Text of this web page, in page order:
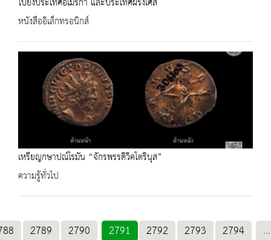
หนังสืออิเล็กทรอนิกส์
เหรียญกษาปณ์โรมัน “จักรพรรดิวิคโตรินุส”
ความรู้ทั่วไป
2789 2790 2791 2792 2793 2794 ...